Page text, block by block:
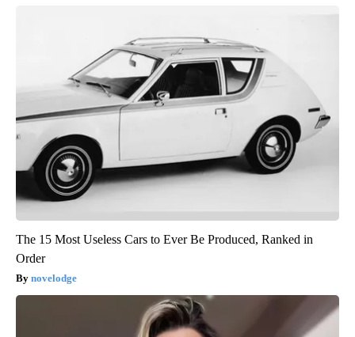
The 15 Most Useless Cars to Ever Be Produced, Ranked in
Order
novelodge